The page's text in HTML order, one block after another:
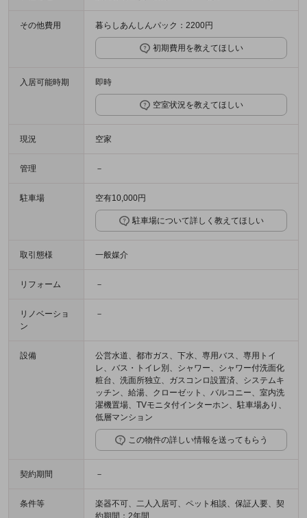
その他費用 暮らしあんしんパック：2200円
初期費用を教えてほしい
入居可能時期 即時
空室状況を教えてほしい
現況 空家
管理 －
駐車場 空有10,000円
駐車場について詳しく教えてほしい
取引態様 一般媒介
リフォーム －
リノベーショ
ン
－
設備
公営水道、都市ガス、下水、専用バス、専用トイ
レ、バス・トイレ別、シャワー、シャワー付洗面化
粧台、洗面所独立、ガスコンロ設置済、システムキ
ッチン、給湯、クローゼット、バルコニー、室内洗
濯機置場、TVモニタ付インターホン、駐車場あり、
低層マンション
この物件の詳しい情報を送ってもらう
契約期間 －
条件等
楽器不可、二人入居可、ペット相談、保証人要、契